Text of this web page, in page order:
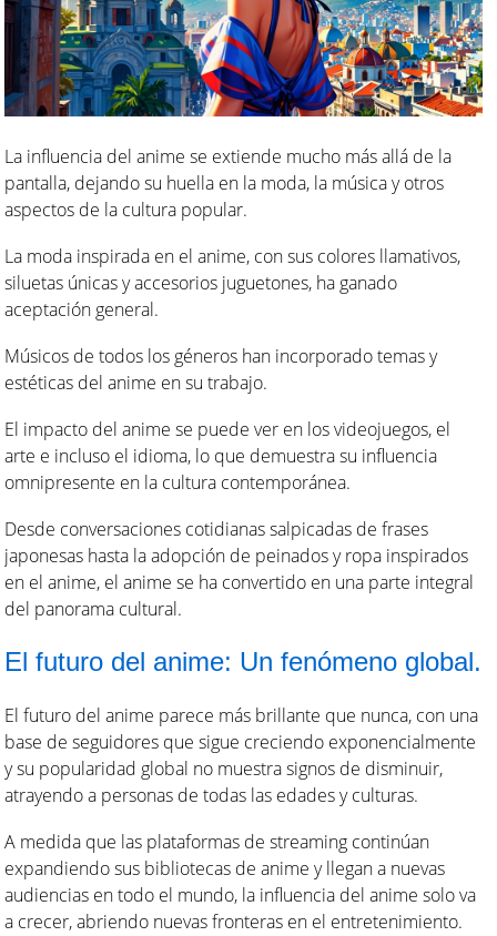
La influencia del anime se extiende mucho más allá de la
pantalla, dejando su huella en la moda, la música y otros
aspectos de la cultura popular.
La moda inspirada en el anime, con sus colores llamativos,
siluetas únicas y accesorios juguetones, ha ganado
aceptación general.
Músicos de todos los géneros han incorporado temas y
estéticas del anime en su trabajo.
El impacto del anime se puede ver en los videojuegos, el
arte e incluso el idioma, lo que demuestra su influencia
omnipresente en la cultura contemporánea.
Desde conversaciones cotidianas salpicadas de frases
japonesas hasta la adopción de peinados y ropa inspirados
en el anime, el anime se ha convertido en una parte integral
del panorama cultural.
El futuro del anime: Un fenómeno global.
El futuro del anime parece más brillante que nunca, con una
base de seguidores que sigue creciendo exponencialmente
y su popularidad global no muestra signos de disminuir,
atrayendo a personas de todas las edades y culturas.
A medida que las plataformas de streaming continúan
expandiendo sus bibliotecas de anime y llegan a nuevas
audiencias en todo el mundo, la influencia del anime solo va
a crecer, abriendo nuevas fronteras en el entretenimiento.